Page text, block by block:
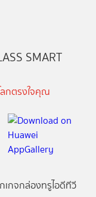
SMART
กตรงใจคุณ
เกจกล่องทรูไอดีทีวี